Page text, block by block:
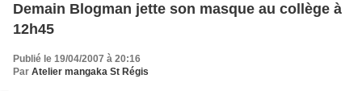
Demain Blogman jette son masque au collège à
12h45
Publié le 19/04/2007 à 20:16
Par Atelier mangaka St Régis